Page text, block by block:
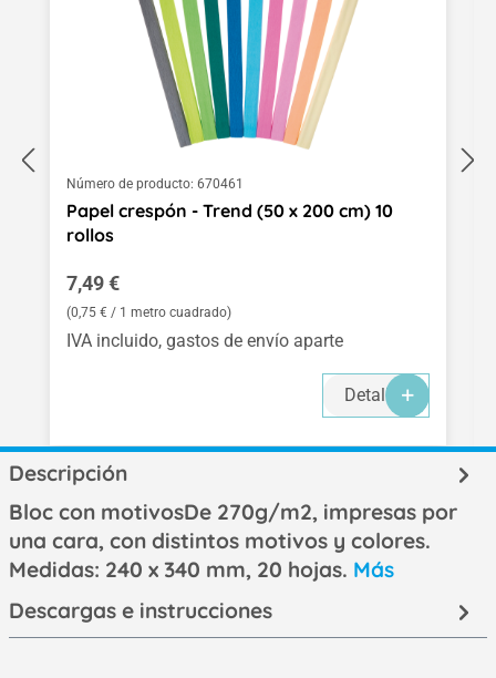
Número de producto: 670461
Papel crespón - Trend (50 x 200 cm) 10
rollos
Precio normal:
7,49 €
(0,75 € / 1 metro cuadrado)
IVA incluido, gastos de envío aparte
Detalles
Descripción
Bloc con motivosDe 270g/m2, impresas por
una cara, con distintos motivos y colores.
Medidas: 240 x 340 mm, 20 hojas. Más
Descargas e instrucciones